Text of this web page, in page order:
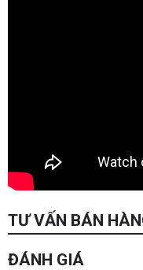
TƯ VẤN BÁN
ĐÁNH GIÁ